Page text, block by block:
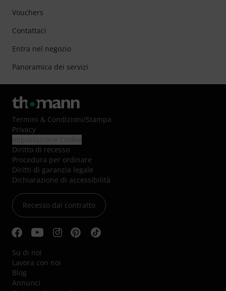
Vouchers
Contattaci
Entra nel negozio
Panoramica dei servizi
Termini & Condizioni/Stampa
Privacy
Diritto di recesso
Procedura per ordinare
Diritti di garanzia legale
Dichiarazione di accessibilità
Recesso dal contratto
Su di noi
Lavora con noi
Blog
Annunci